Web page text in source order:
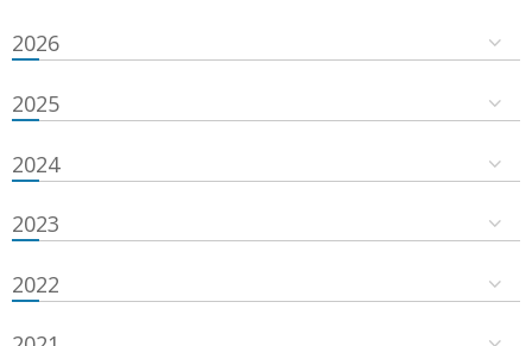
2026
2025
2024
2023
2022